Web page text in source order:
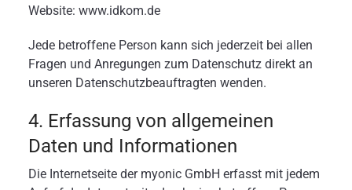
Website: www.idkom.de
Jede betroffene Person kann sich jederzeit bei allen
Fragen und Anregungen zum Datenschutz direkt an
unseren Datenschutzbeauftragten wenden.
4. Erfassung von allgemeinen
Daten und Informationen
Die Internetseite der myonic GmbH erfasst mit jedem